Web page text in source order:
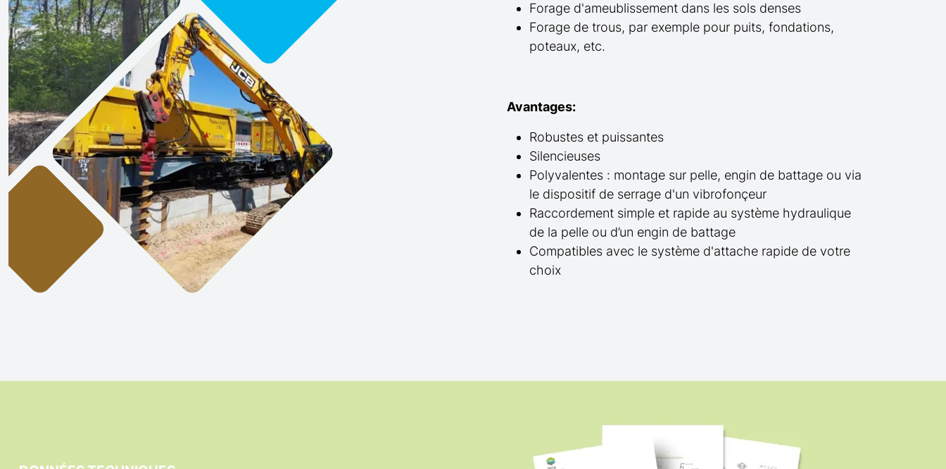
Forage d'ameublissement dans les sols denses
Forage de trous, par exemple pour puits, fondations,
poteaux, etc.
Avantages:
Robustes et puissantes
Silencieuses
Polyvalentes : montage sur pelle, engin de battage ou via
le dispositif de serrage d'un vibrofonçeur
Raccordement simple et rapide au système hydraulique
de la pelle ou d’un engin de battage
Compatibles avec le système d'attache rapide de votre
choix